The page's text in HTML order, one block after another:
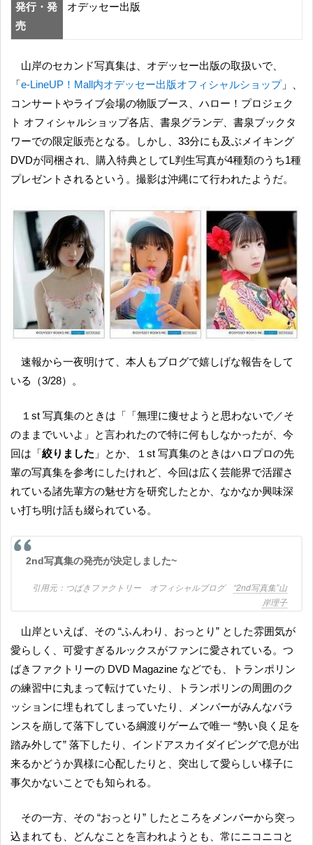
発行・発
売
オデッセー出版
山岸のセカンド写真集は、オデッセー出版の取扱いで、
「 e-LineUP！Mall内オデッセー出版オフィシャルショップ」、
コンサートやライブ会場の物販ブース、ハロー！プロジェク
ト オフィシャルショップ各店、書泉グランデ、書泉ブックタ
ワーでの限定販売となる。しかし、33分にも及ぶメイキング
DVDが同梱され、購入特典としてL判生写真が4種類のうち1種
プレゼントされるという。撮影は沖縄にて行われたようだ。
速報から一夜明けて、本人もブログで嬉しげな報告をして
いる（3/28）。
１st 写真集のときは「「無理に痩せようと思わないで／そ
のままでいいよ」と言われたので特に何もしなかったが、今
回は「絞りました 」とか、１st 写真集のときはハロプロの先
輩の写真集を参考にしたけれど、今回は広く芸能界で活躍さ
れている諸先輩方の魅せ方を研究したとか、なかなか興味深
い打ち明け話も綴られている。
2nd写真集の発売が決定しました~
つばきファクトリー オフィシャルブログ “2nd写真集”山
岸理子
山岸といえば、その “ふんわり、おっとり” とした雰囲気が
愛らしく、可愛すぎるルックスがファンに愛されている。つ
ばきファクトリーの DVD Magazine などでも、トランポリン
の練習中に丸まって転けていたり、トランポリンの周囲のク
ッションに埋もれてしまっていたり、メンバーがみんなバラ
ンスを崩して落下している綱渡りゲームで唯一 “勢い良く足を
踏み外して” 落下したり、インドアスカイダイビングで息が出
来るかどうか異様に心配したりと、突出して愛らしい様子に
事欠かないことでも知られる。
その一方、その “おっとり” したところをメンバーから突っ
込まれても、どんなことを言われようとも、常にニコニコと